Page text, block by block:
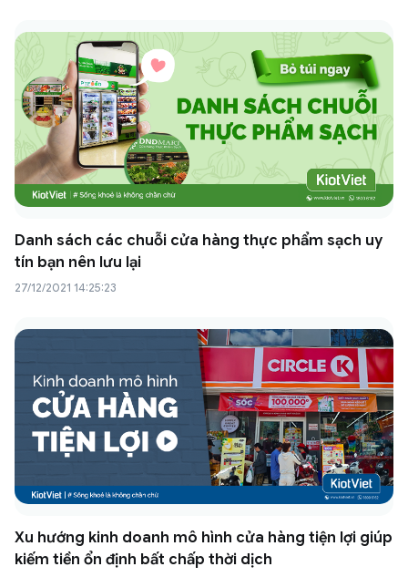
Danh sách các chuỗi cửa hàng thực phẩm sạch uy
tín bạn nên lưu lại
27/12/2021 14:25:23
Xu hướng kinh doanh mô hình cửa hàng tiện lợi giúp
kiếm tiền ổn định bất chấp thời dịch